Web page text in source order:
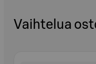
Vaihtelua